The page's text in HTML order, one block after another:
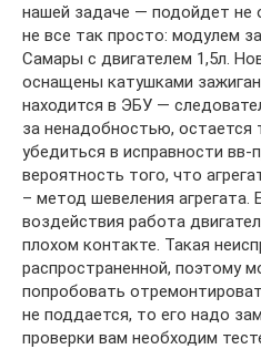
нашей задаче — подойдет
не все так просто: модулем
Самары с двигателем 1,5л.
оснащены катушками
находится в ЭБУ —
за ненадобностью,
убедиться в исправности вв-
вероятность того, что
– метод шевеления агрегата.
воздействия работа
плохом контакте. Такая
распространенной, поэтому
попробовать
не поддается, то его надо
проверки вам необходим